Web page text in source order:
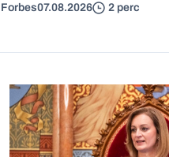
Forbes07.08.2026 2 perc